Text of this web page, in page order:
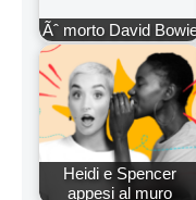
Ãˆ morto David
Heidi e Spencer
appesi al muro